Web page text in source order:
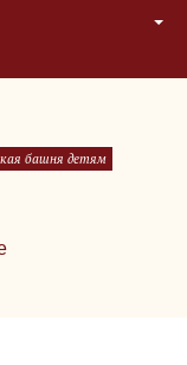
башня детям